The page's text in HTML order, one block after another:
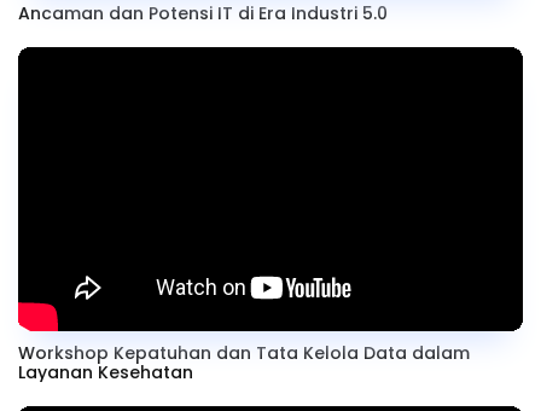
Ancaman dan Potensi IT di Era Industri 5.0
Workshop Kepatuhan dan Tata Kelola Data dalam
Layanan Kesehatan